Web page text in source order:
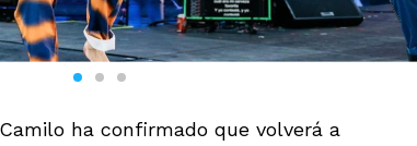
ha confirmado que volverá a